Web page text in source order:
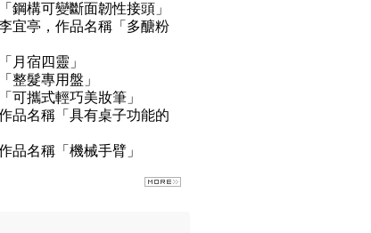
鋼構可變斷面韌性接頭」
宜亭，作品名稱「多醣粉
月宿四靈」
整髮專用盤」
可攜式輕巧美妝筆」
品名稱「具有桌子功能的
品名稱「機械手臂」